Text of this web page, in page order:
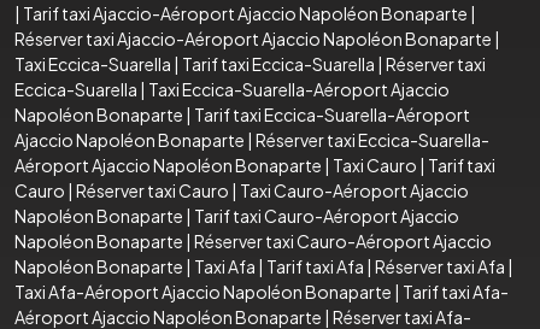
| Tarif taxi Ajaccio-Aéroport Ajaccio Napoléon Bonaparte |
Réserver taxi Ajaccio-Aéroport Ajaccio Napoléon Bonaparte |
Taxi Eccica-Suarella | Tarif taxi Eccica-Suarella | Réserver taxi
Eccica-Suarella | Taxi Eccica-Suarella-Aéroport Ajaccio
Napoléon Bonaparte | Tarif taxi Eccica-Suarella-Aéroport
Ajaccio Napoléon Bonaparte | Réserver taxi Eccica-Suarella-
Aéroport Ajaccio Napoléon Bonaparte | Taxi Cauro | Tarif taxi
Cauro | Réserver taxi Cauro | Taxi Cauro-Aéroport Ajaccio
Napoléon Bonaparte | Tarif taxi Cauro-Aéroport Ajaccio
Napoléon Bonaparte | Réserver taxi Cauro-Aéroport Ajaccio
Napoléon Bonaparte | Taxi Afa | Tarif taxi Afa | Réserver taxi Afa |
Taxi Afa-Aéroport Ajaccio Napoléon Bonaparte | Tarif taxi Afa-
Aéroport Ajaccio Napoléon Bonaparte | Réserver taxi Afa-